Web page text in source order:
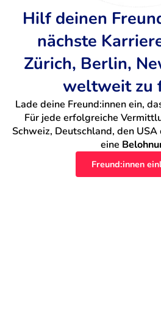
Hilf deinen
nächste
Zürich, Berlin,
weltweit zu
Lade deine Freund:innen ein,
Für jede erfolgreiche
Schweiz, Deutschland, den
eine
Freund:innen